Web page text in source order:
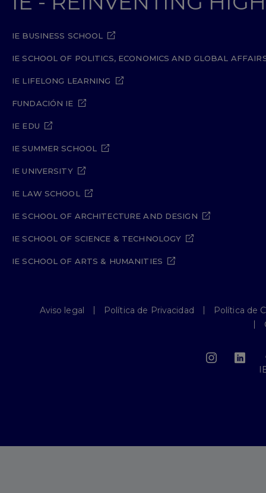
IE BUSINESS SCHOOL
IE SCHOOL OF POLITICS, ECONOMICS AND GLOBAL
IE LIFELONG LEARNING
FUNDACIÓN IE
IE EDU
IE SUMMER SCHOOL
IE UNIVERSITY
IE LAW SCHOOL
IE SCHOOL OF ARCHITECTURE AND DESIGN
IE SCHOOL OF SCIENCE & TECHNOLOGY
IE SCHOOL OF ARTS & HUMANITIES
Aviso legal Política de Privacidad
Política de